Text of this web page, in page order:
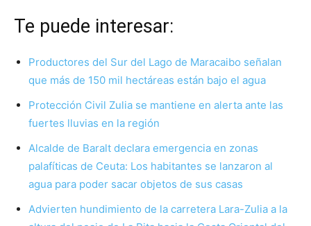
Te puede interesar:
Productores del Sur del Lago de Maracaibo señalan
que más de 150 mil hectáreas están bajo el agua
Protección Civil Zulia se mantiene en alerta ante las
fuertes lluvias en la región
Alcalde de Baralt declara emergencia en zonas
palafíticas de Ceuta: Los habitantes se lanzaron al
agua para poder sacar objetos de sus casas
Advierten hundimiento de la carretera Lara-Zulia a la